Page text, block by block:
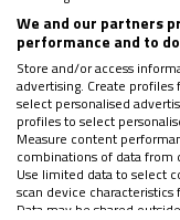
We and our partners
performance and to
Store and/or access
advertising. Create
select personalised
profiles to select
Measure content
combinations of data from
Use limited data to select
scan device
Data may be shared